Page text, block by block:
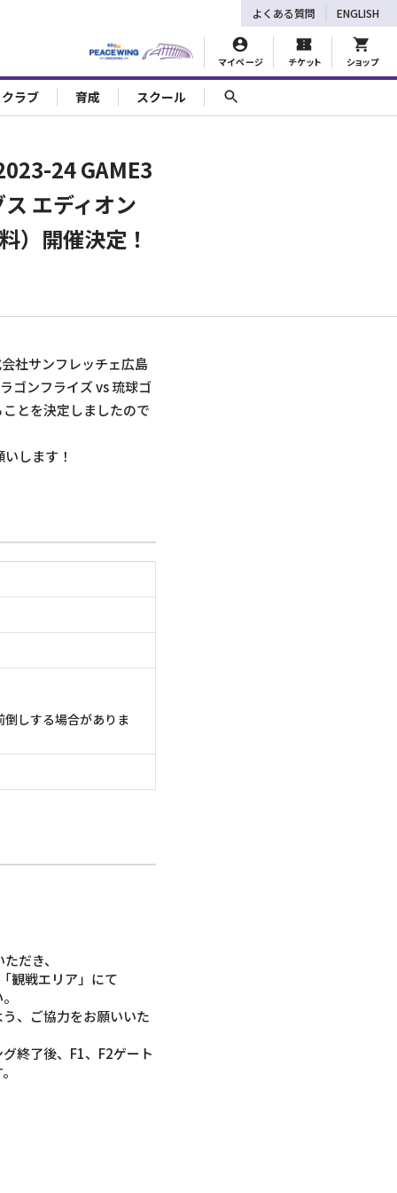
マイページ チケット ショップ
よくある質問 ENGLISH
ラブ 育成 スクール
24 GAME3
エディオン
）開催決定！
社サンフレッチェ広島
ゴンフライズ vs 琉球ゴ
とを決定しましたので
します！
しする場合がありま
だき、
観戦エリア」にて
、ご協力をお願いいた
終了後、F1、F2ゲート